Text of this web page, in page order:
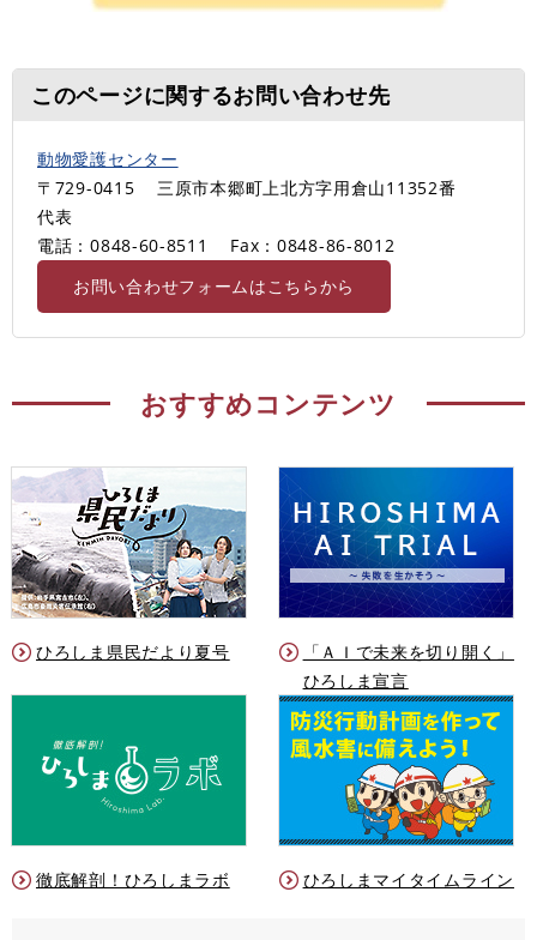
このページに関するお問い合わせ先
動物愛護センター
〒729-0415
三原市本郷町上北方字用倉山11352番
代表
電話：0848-60-8511
Fax：0848-86-8012
お問い合わせフォームはこちらから
おすすめコンテンツ
ひろしま県民だより夏号
「ＡＩで未来を切り開く」
ひろしま宣言
徹底解剖！ひろしまラボ ひろしまマイタイムライン